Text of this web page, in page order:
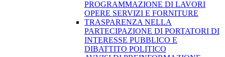
PROGRAMMAZIONE DI LAVORI
OPERE SERVIZI E FORNITURE
TRASPARENZA NELLA
PARTECIPAZIONE DI PORTATORI DI
INTERESSE PUBBLICO E
DIBATTITO POLITICO